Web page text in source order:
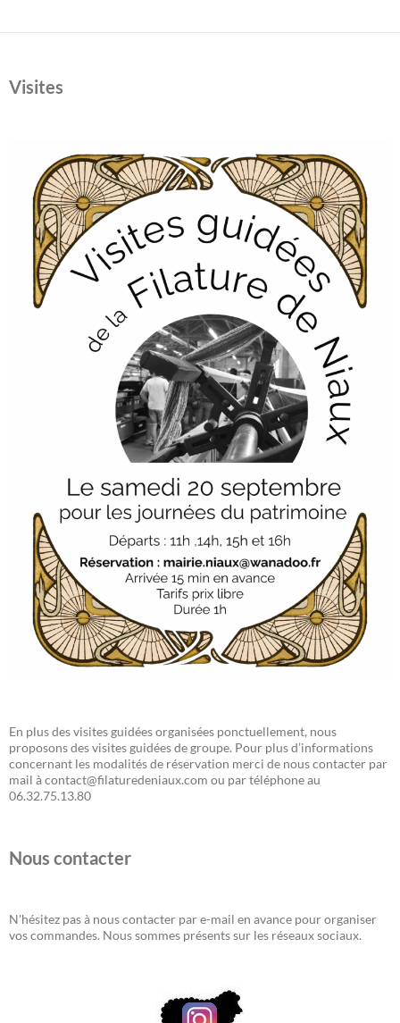
Visites
En plus des visites guidées organisées ponctuellement, nous
proposons des visites guidées de groupe. Pour plus d’informations
concernant les modalités de réservation merci de nous contacter par
mail à contact@filaturedeniaux.com ou par téléphone au
06.32.75.13.80
Nous contacter
N'hésitez pas à nous contacter par e-mail en avance pour organiser
vos commandes. Nous sommes présents sur les réseaux sociaux.